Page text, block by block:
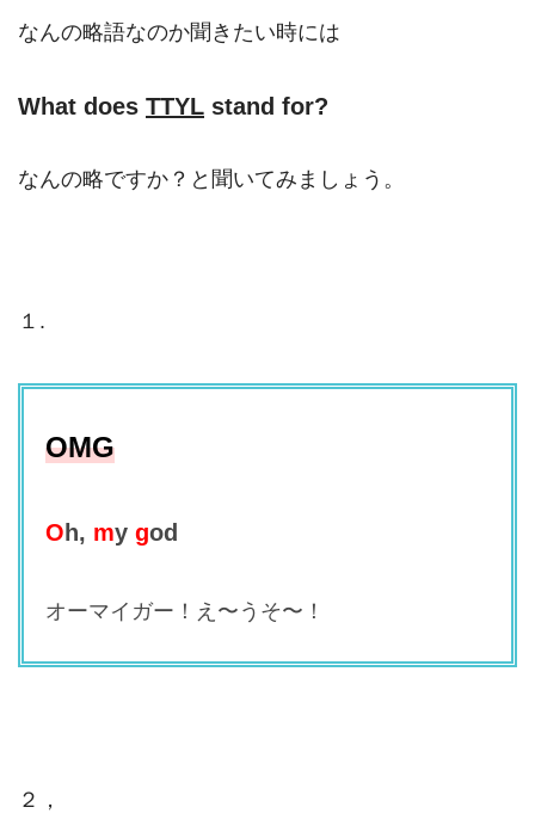
なんの略語なのか聞きたい時には
What does TTYL stand for?
なんの略ですか？と聞いてみましょう。
１.
OMG
Oh, my god
オーマイガー！え〜うそ〜！
２，